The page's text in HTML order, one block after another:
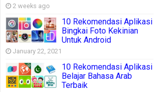
2 weeks ago
10 Rekomendasi Aplikasi
Bingkai Foto Kekinian
Untuk Android
January 22, 2021
10 Rekomendasi Aplikasi
Belajar Bahasa Arab
Terbaik